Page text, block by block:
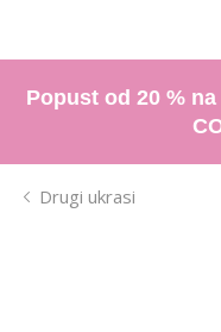
Popust od 20 %
Drugi ukrasi